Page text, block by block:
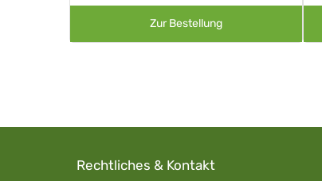
Zur Bestellung
Rechtliches & Kontakt